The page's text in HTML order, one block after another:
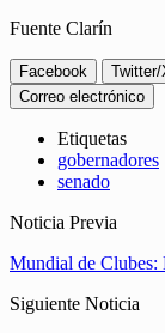
Fuente Clarín
Facebook Twitter/
Correo electrónico
Etiquetas
gobernadores
senado
Noticia Previa
Mundial de Clubes:
Siguiente Noticia